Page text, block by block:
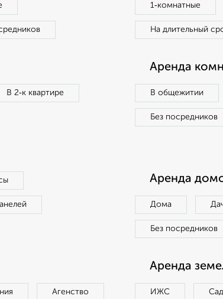
1‑комнатные
На длительный
В 2‑к квартире
Аренда
В общежитии
Без посредников
Аренда
Дома
Без посредников
Агенство
Аренда
ИЖС